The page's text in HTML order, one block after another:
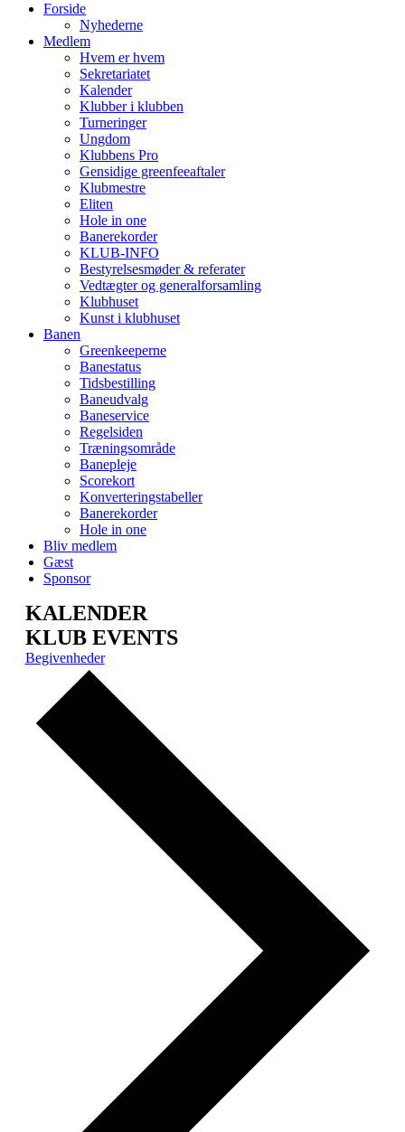
Forside
Nyhederne
Medlem
Hvem er hvem
Sekretariatet
Kalender
Klubber i klubben
Turneringer
Ungdom
Klubbens Pro
Gensidige greenfeeaftaler
Klubmestre
Eliten
Hole in one
Banerekorder
KLUB-INFO
Bestyrelsesmøder & referater
Vedtægter og generalforsamling
Klubhuset
Kunst i klubhuset
Banen
Greenkeeperne
Banestatus
Tidsbestilling
Baneudvalg
Baneservice
Regelsiden
Træningsområde
Banepleje
Scorekort
Konverteringstabeller
Banerekorder
Hole in one
Bliv medlem
Gæst
Sponsor
KALENDER
KLUB EVENTS
Begivenheder